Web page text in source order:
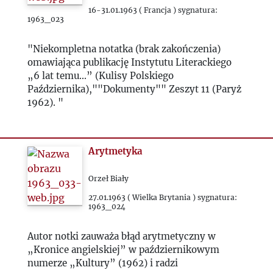
1978
1979
1982
16-31.01.1963 ( Francja ) sygnatura:
1963_023
"Niekompletna notatka (brak zakończenia)
omawiająca publikację Instytutu Literackiego
„6 lat temu...” (Kulisy Polskiego
Października),""Dokumenty"" Zeszyt 11 (Paryż
1962). "
Arytmetyka
Orzeł Biały
27.01.1963 ( Wielka Brytania ) sygnatura:
1963_024
Autor notki zauważa błąd arytmetyczny w
„Kronice angielskiej” w październikowym
numerze „Kultury” (1962) i radzi